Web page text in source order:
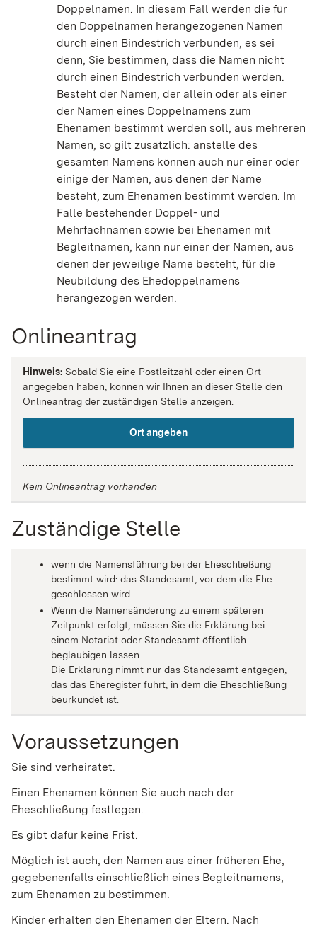
Doppelnamen. In diesem Fall werden die für
den Doppelnamen herangezogenen Namen
durch einen Bindestrich verbunden, es sei
denn, Sie bestimmen, dass die Namen nicht
durch einen Bindestrich verbunden werden.
Besteht der Namen, der allein oder als einer
der Namen eines Doppelnamens zum
Ehenamen bestimmt werden soll, aus mehreren
Namen, so gilt zusätzlich: anstelle des
gesamten Namens können auch nur einer oder
einige der Namen, aus denen der Name
besteht, zum Ehenamen bestimmt werden. Im
Falle bestehender Doppel- und
Mehrfachnamen sowie bei Ehenamen mit
Begleitnamen, kann nur einer der Namen, aus
denen der jeweilige Name besteht, für die
Neubildung des Ehedoppelnamens
herangezogen werden.
Onlineantrag
Hinweis: Sobald Sie eine Postleitzahl oder einen Ort
angegeben haben, können wir Ihnen an dieser Stelle den
Onlineantrag der zuständigen Stelle anzeigen.
Ort angeben
Kein Onlineantrag vorhanden
Zuständige Stelle
wenn die Namensführung bei der Eheschließung
bestimmt wird: das Standesamt, vor dem die Ehe
geschlossen wird.
Wenn die Namensänderung zu einem späteren
Zeitpunkt erfolgt, müssen Sie die Erklärung bei
einem Notariat oder Standesamt öffentlich
beglaubigen lassen.
Die Erklärung nimmt nur das Standesamt entgegen,
das das Eheregister führt, in dem die Eheschließung
beurkundet ist.
Voraussetzungen
Sie sind verheiratet.
Einen Ehenamen können Sie auch nach der
Eheschließung festlegen.
Es gibt dafür keine Frist.
Möglich ist auch, den Namen aus einer früheren Ehe,
gegebenenfalls einschließlich eines Begleitnamens,
zum Ehenamen zu bestimmen.
Kinder erhalten den Ehenamen der Eltern. Nach